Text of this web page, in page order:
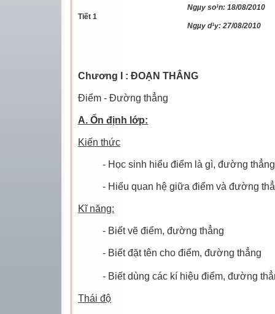
Tiết 1
Ngµy so¹n: 18/08/2010
Ngµy d¹y: 27/08/2010
Chương I : ĐOẠN THẲNG
Điểm - Đường thẳng
A. Ổn định lớp:
Kiến thức
- Học sinh hiểu điểm là gì, đường
- Hiểu quan hệ giữa điểm và đường
Kĩ năng:
- Biết vẽ điểm, đường thẳng
- Biết đặt tên cho điểm, đường thẳng
- Biết dùng các kí hiệu điểm, đường
Thái độ